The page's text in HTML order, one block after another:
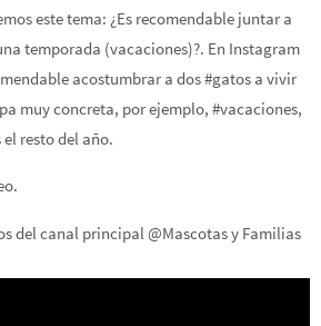
este tema: ¿Es recomendable juntar a
temporada (vacaciones)?. En Instagram
acostumbrar a dos #gatos a vivir
muy concreta, por ejemplo, #vacaciones,
resto del año.
del canal principal @Mascotas y Familias